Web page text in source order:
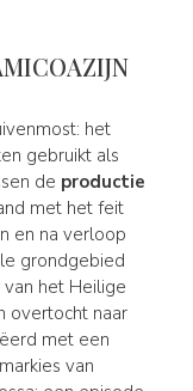
het
gebruikt als
de productie
met het feit
en na verloop
grondgebied
het Heilige
overtocht naar
met een
van